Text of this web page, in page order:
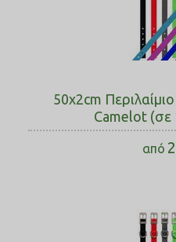
50x2cm
Camelot
από